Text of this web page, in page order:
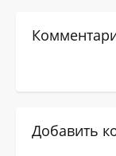
Добавить